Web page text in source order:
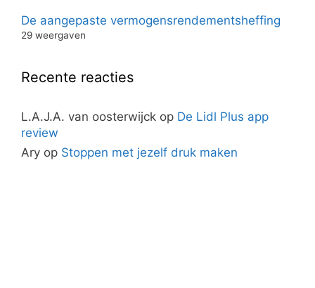
De aangepaste vermogensrendementsheffing
29 weergaven
Recente reacties
L.A.J.A. van oosterwijck op De Lidl Plus app
review
Ary op Stoppen met jezelf druk maken